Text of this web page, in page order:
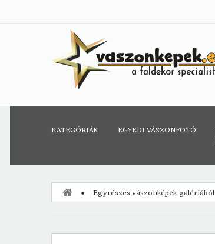
KATEGÓRIÁK EGYEDI VÁSZONFOTÓ
Egyrészes vászonképek galériából